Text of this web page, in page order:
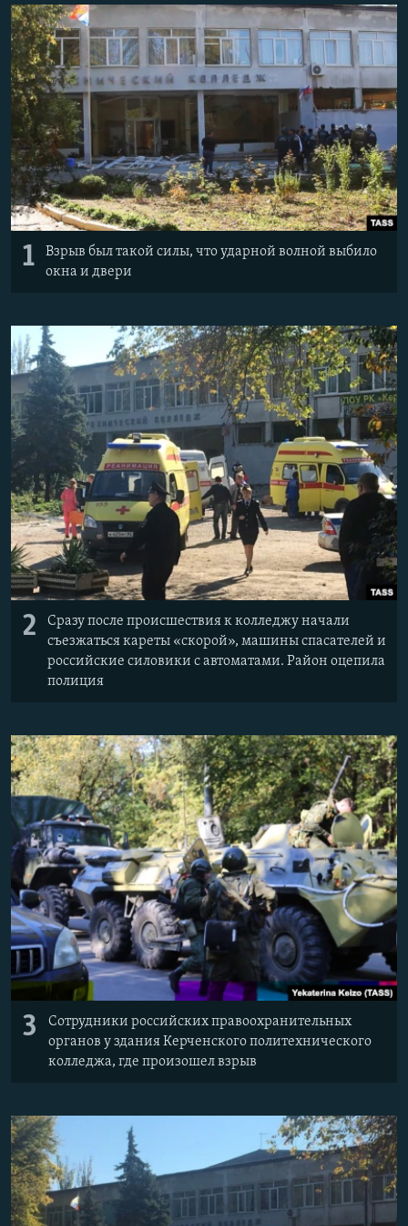
ПОБЕДИТЕЛЕЙ НЕ СУДЯТ?
КРЫМ.НЕПОКОРЕННЫЙ
ELIFBE
УКРАИНСКАЯ ПРОБЛЕМА КРЫМА
ПРИСОЕДИНЯЙТЕСЬ!
Все сайты RFE/RL
1
Взрыв был такой силы, что ударной волной выбило
окна и двери
2
Сразу после происшествия к колледжу начали
съезжаться кареты «скорой», машины спасателей и
российские силовики с автоматами. Район оцепила
полиция
3
Сотрудники российских правоохранительных
органов у здания Керченского политехнического
колледжа, где произошел взрыв